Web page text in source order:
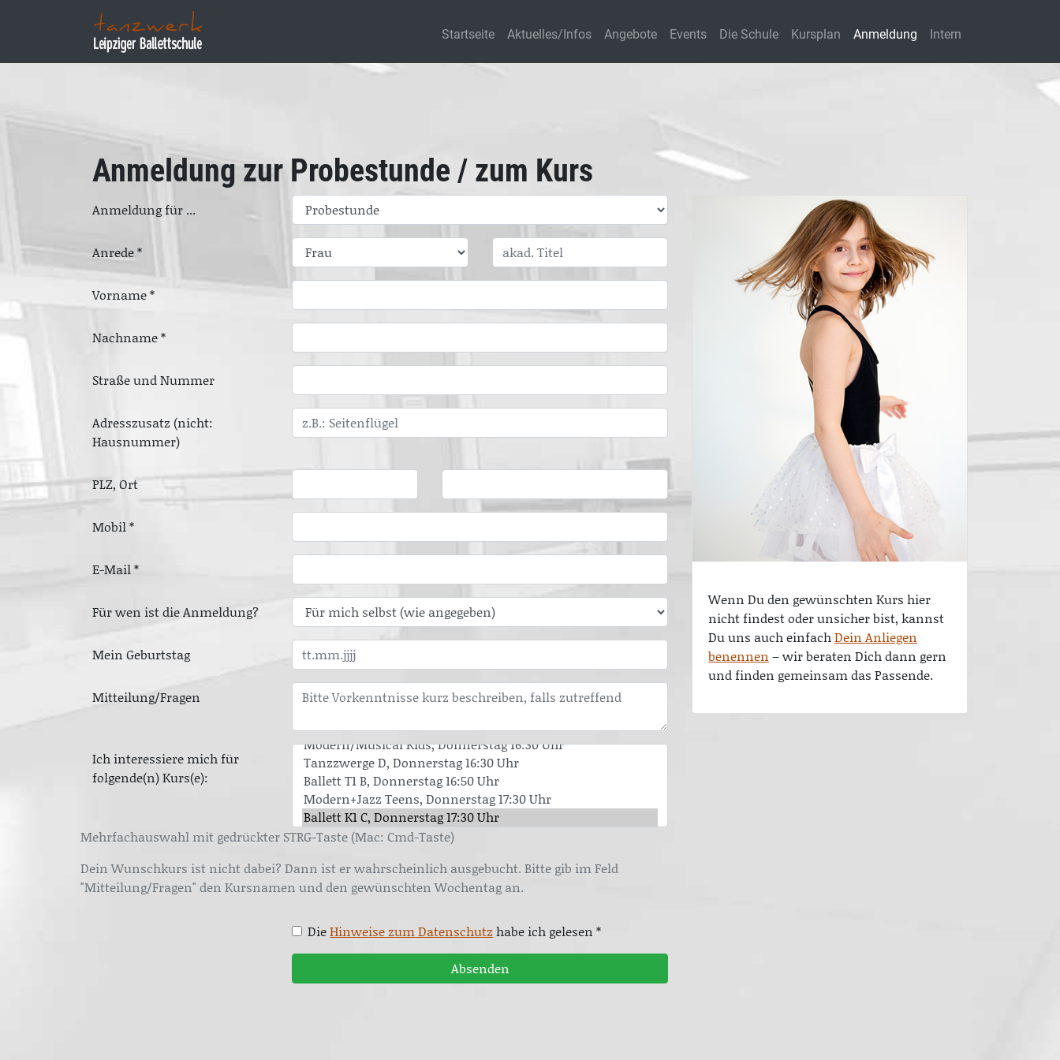
Startseite Aktuelles/Infos Angebote Events Die Schule Kursplan Anmeldung Intern
Anmeldung zur Probestunde / zum Kurs
Anmeldung für ...
Anrede *
Vorname *
Nachname *
Straße und Nummer
Adresszusatz (nicht:
Hausnummer)
PLZ, Ort
Mobil *
E-Mail *
Für wen ist die Anmeldung?
Mein Geburtstag
Mitteilung/Fragen
Ich interessiere mich für
folgende(n) Kurs(e):
Mehrfachauswahl mit gedrückter STRG-Taste (Mac: Cmd-Taste)
Dein Wunschkurs ist nicht dabei? Dann ist er wahrscheinlich ausgebucht. Bitte gib im Feld
"Mitteilung/Fragen" den Kursnamen und den gewünschten Wochentag an.
DieHinweise zum Datenschutz habe ich gelesen *
Wenn Du den gewünschten Kurs hier
nicht findest oder unsicher bist, kannst
Du uns auch einfachDein Anliegen
benennen – wir beraten Dich dann gern
und finden gemeinsam das Passende.